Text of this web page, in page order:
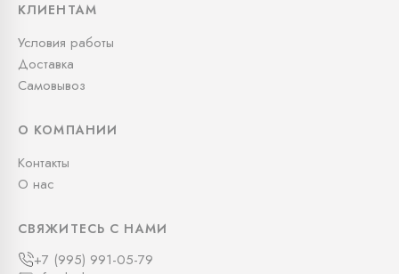
КЛИЕНТАМ
Условия работы
Доставка
Самовывоз
О КОМПАНИИ
Контакты
О нас
СВЯЖИТЕСЬ С НАМИ
+7 (995) 991-05-79